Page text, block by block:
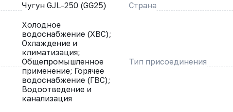
Чугун GJL-250 (GG25) Страна
Холодное
водоснабжение (ХВС);
Охлаждение и
климатизация;
Общепромышленное
применение; Горячее
водоснабжение (ГВС);
Водоотведение и
канализация
Тип присоединения